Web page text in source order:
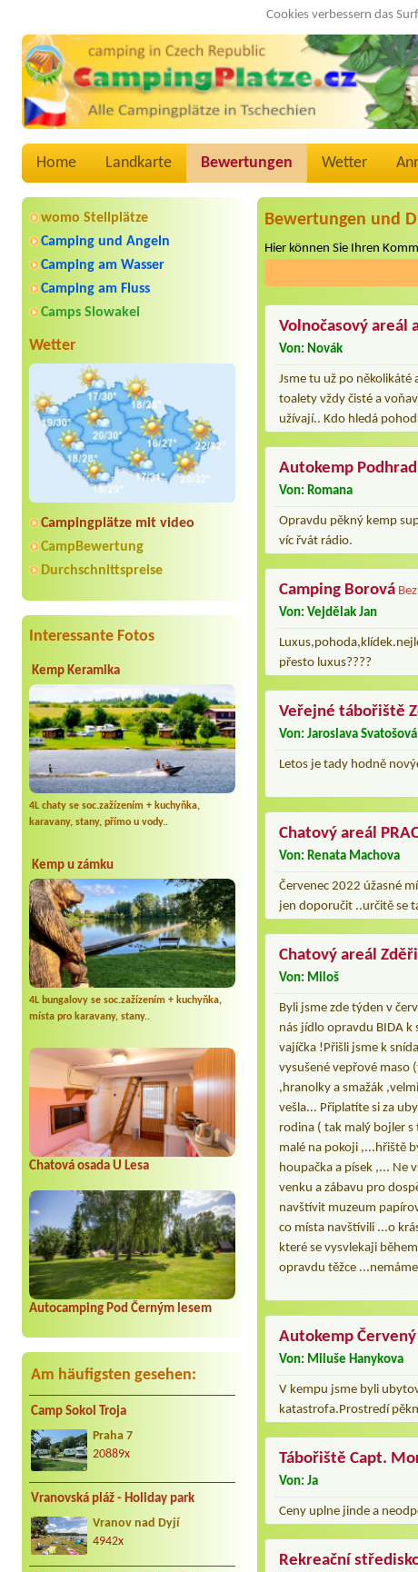
Cookies verbessern das
Home Landkarte Bewertungen Wetter
womo Stellplätze
Camping und Angeln
Camping am Wasser
Camping am Fluss
Camps Slowakei
Wetter
Campingplätze mit video
CampBewertung
Durchschnittspreise
Interessante Fotos
Kemp Keramika
4L chaty se soc.zažízením + kuchyňka,
karavany, stany, přímo u vody..
Kemp u zámku
4L bungalovy se soc.zažízením + kuchyňka,
místa pro karavany, stany..
Chatová osada U Lesa
Autocamping Pod Černým lesem
Am häufigsten gesehen:
Camp Sokol Troja
Praha 7
20889x
Vranovská pláž - Holiday park
Vranov nad Dyjí
4942x
Bewertungen und
Hier können Sie Ihren
Volnočasový areál
Von: Novák
Jsme tu už po několikáté
toalety vždy čisté a
užívají.. Kdo hledá
Autokemp
Von: Romana
Opravdu pěkný kemp
víc řvát rádio.
Camping Borová
Von: Vejdělak Jan
přesto luxus????
Veřejné tábořiště
Von: Jaroslava Svatošová
Letos je tady hodně
Chatový areál
Von: Renata Machova
Červenec 2022 úžasné
jen doporučit ..určitě se
Chatový areál
Von: Miloš
Byli jsme zde týden v
nás jídlo opravdu BIDA k
vajíčka !Přišli jsme k
vysušené vepřové maso
,hranolky a smažák
vešla... Připlatíte si za
rodina ( tak malý bojler
malé na pokoji ,...hřiště
houpačka a písek ,... Ne
venku a zábavu pro
navštívit muzeum
co místa navštívili ...o
které se vysvlekaji
opravdu těžce
Autokemp
Von: Miluše Hanykova
V kempu jsme byli
katastrofa.Prostredí
Tábořiště Capt.
Von: Ja
Ceny uplne jinde a
Rekreační